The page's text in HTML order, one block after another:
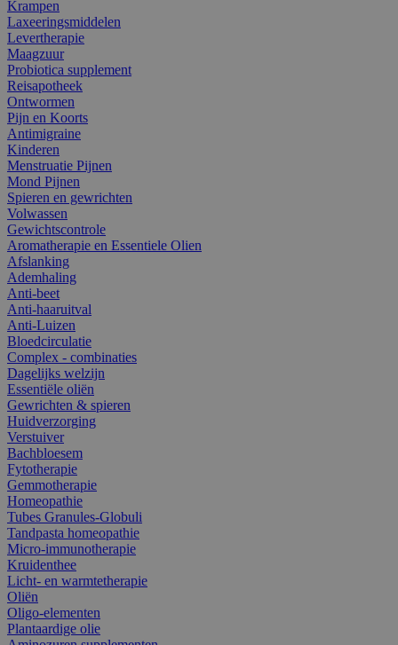
Krampen
Laxeeringsmiddelen
Levertherapie
Maagzuur
Probiotica supplement
Reisapotheek
Ontwormen
Pijn en Koorts
Antimigraine
Kinderen
Menstruatie Pijnen
Mond Pijnen
Spieren en gewrichten
Volwassen
Gewichtscontrole
Aromatherapie en Essentiele Olien
Afslanking
Ademhaling
Anti-beet
Anti-haaruitval
Anti-Luizen
Bloedcirculatie
Complex - combinaties
Dagelijks welzijn
Essentiële oliën
Gewrichten & spieren
Huidverzorging
Verstuiver
Bachbloesem
Fytotherapie
Gemmotherapie
Homeopathie
Tubes Granules-Globuli
Tandpasta homeopathie
Micro-immunotherapie
Kruidenthee
Licht- en warmtetherapie
Oliën
Oligo-elementen
Plantaardige olie